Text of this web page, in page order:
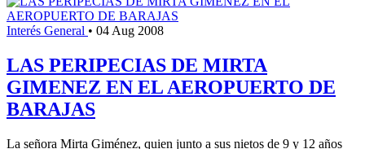
Interés General • 04 Aug 2008
LAS PERIPECIAS DE MIRTA
GIMENEZ EN EL AEROPUERTO DE
BARAJAS
La señora Mirta Giménez, quien junto a sus nietos de 9 y 12 años